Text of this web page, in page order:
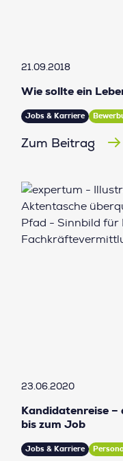
21.09.2018
Wie sollte ein
Jobs & Karriere
Zum Beitrag
23.06.2020
Kandidatenreise –
bis zum Job
Jobs & Karriere